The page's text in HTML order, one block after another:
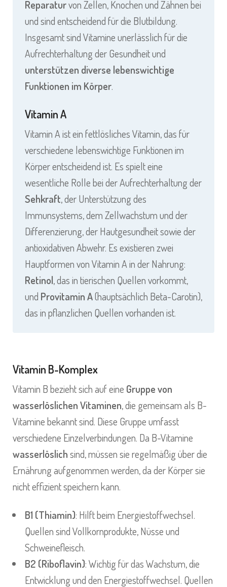
Reparaturvon Zellen, Knochen und Zähnen bei
und sind entscheidend für die Blutbildung.
Insgesamt sind Vitamine unerlässlich für die
Aufrechterhaltung der Gesundheit und
unterstützen diverse lebenswichtige
Funktionen im Körper.
Vitamin A
Vitamin A ist ein fettlösliches Vitamin, das für
verschiedene lebenswichtige Funktionen im
Körper entscheidend ist. Es spielt eine
wesentliche Rolle bei der Aufrechterhaltung der
Sehkraft, der Unterstützung des
Immunsystems, dem Zellwachstum und der
Differenzierung, der Hautgesundheit sowie der
antioxidativen Abwehr. Es existieren zwei
Hauptformen von Vitamin A in der Nahrung:
Retinol, das in tierischen Quellen vorkommt,
und Provitamin A(hauptsächlich Beta-Carotin),
das in pflanzlichen Quellen vorhanden ist.
Vitamin B-Komplex
Vitamin B bezieht sich auf eine Gruppe von
wasserlöslichen Vitaminen, die gemeinsam als B-
Vitamine bekannt sind. Diese Gruppe umfasst
verschiedene Einzelverbindungen. Da B-Vitamine
wasserlöslichsind, müssen sie regelmäßig über die
Ernährung aufgenommen werden, da der Körper sie
nicht effizient speichern kann.
B1 (Thiamin): Hilft beim Energiestoffwechsel.
Quellen sind Vollkornprodukte, Nüsse und
Schweinefleisch.
B2 (Riboflavin): Wichtig für das Wachstum, die
Entwicklung und den Energiestoffwechsel. Quellen